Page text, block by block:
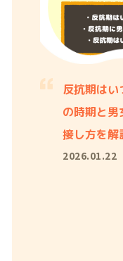
反抗期はい
の時期と男
接し方を解
2026.01.22